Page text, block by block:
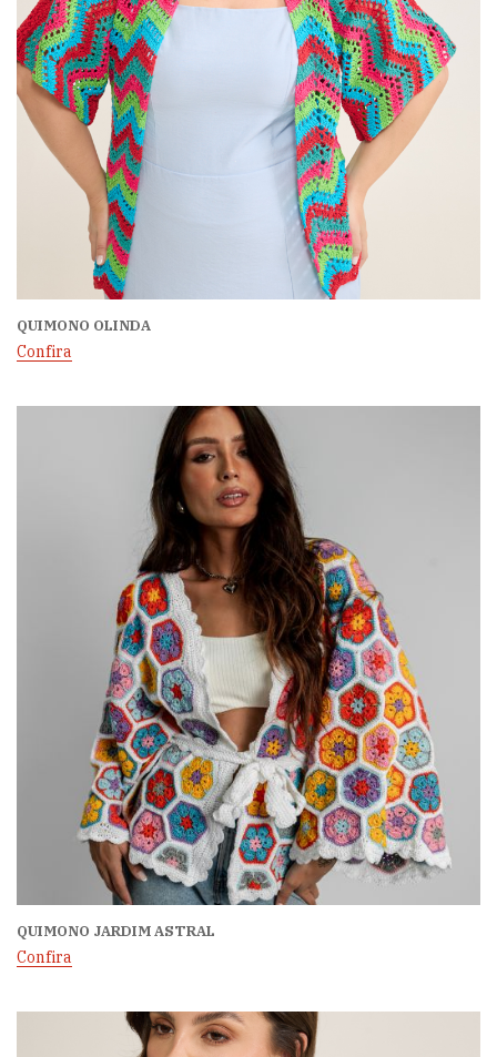
QUIMONO OLINDA
Confira
QUIMONO JARDIM ASTRAL
Confira